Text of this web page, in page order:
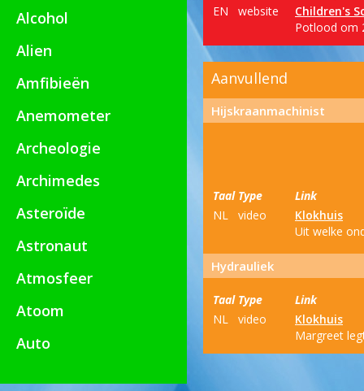
Alcohol
Alien
Amfibieën
Anemometer
Archeologie
Archimedes
Asteroïde
Astronaut
Atmosfeer
Atoom
Auto
EN
website
Children's
Potlood om
Aanvullend
Hijskraanmachinist
Taal Type
Link
NL
video
Klokhuis
Uit welke
Hydrauliek
Taal Type
Link
NL
video
Klokhuis
Margreet